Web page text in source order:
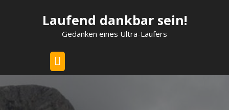
Laufend dankbar sein!
Gedanken eines Ultra-Läufers